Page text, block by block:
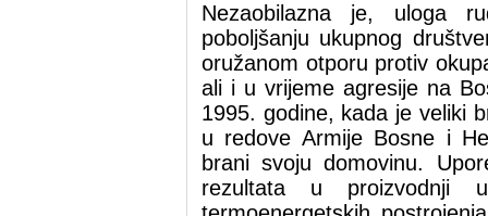
Nezaobilazna je, uloga
poboljšanju ukupnog
oružanom otporu protiv
ali i u vrijeme agresije na
1995. godine, kada je veliki
u redove Armije Bosne i
brani svoju domovinu.
rezultata u proizvodnji